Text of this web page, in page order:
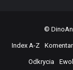
©
Index A-Z
Odkrycia